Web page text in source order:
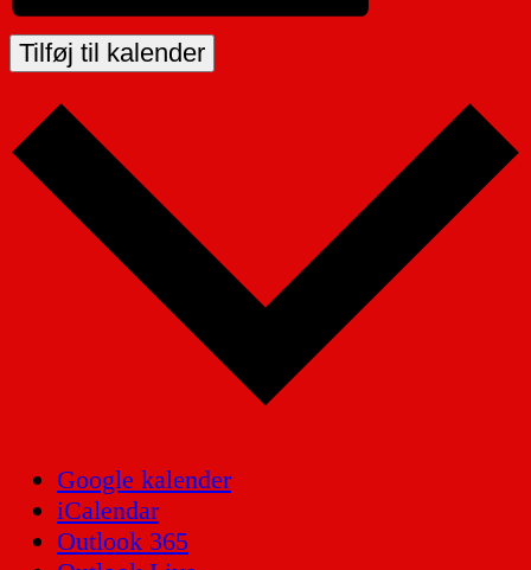
Tilføj til kalender
Google kalender
iCalendar
Outlook 365